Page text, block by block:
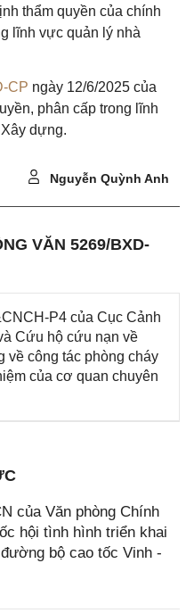
thẩm quyền của chính
lĩnh vực quản lý nhà
CP ngày 12/6/2025 của
phân cấp trong lĩnh
dựng.
Nguyễn Quỳnh Anh
VĂN 5269/BXD-
P4 của Cục Cảnh
Cứu hộ cứu nạn về
về công tác phòng cháy
của cơ quan chuyên
của Văn phòng Chính
hội tình hình triển khai
bộ cao tốc Vinh -